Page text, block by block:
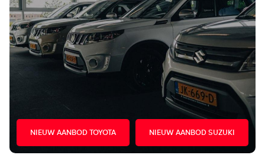
NIEUW AANBOD TOYOTA NIEUW AANBOD SUZUKI